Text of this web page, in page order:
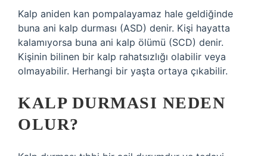
Kalp aniden kan pompalayamaz hale geldiğinde
buna ani kalp durması (ASD) denir. Kişi hayatta
kalamıyorsa buna ani kalp ölümü (SCD) denir.
Kişinin bilinen bir kalp rahatsızlığı olabilir veya
olmayabilir. Herhangi bir yaşta ortaya çıkabilir.
KALP DURMASI NEDEN
OLUR?